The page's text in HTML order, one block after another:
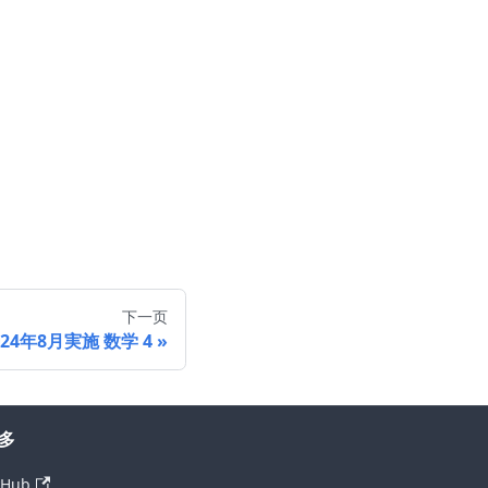
1) , \left( 3, \frac{9 \pm \sqrt{65}}{4} \right)
下一页
年8月実施 数学 4